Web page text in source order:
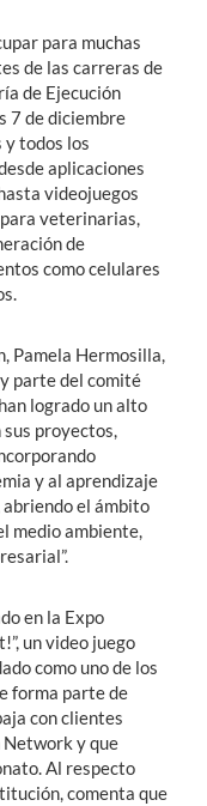
para muchas
de las carreras de
de Ejecución
7 de diciembre
todos los
aplicaciones
videojuegos
veterinarias,
de
como celulares
Pamela Hermosilla,
parte del comité
logrado un alto
proyectos,
y al aprendizaje
el ámbito
medio ambiente,
en la Expo
un video juego
como uno de los
forma parte de
con clientes
y que
Al respecto
comenta que